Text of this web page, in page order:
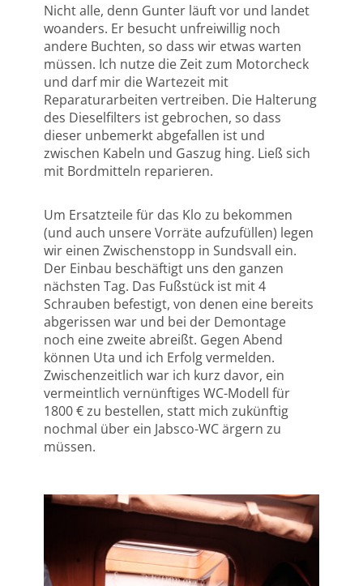
Nicht alle, denn Gunter läuft vor und landet
woanders. Er besucht unfreiwillig noch
andere Buchten, so dass wir etwas warten
müssen. Ich nutze die Zeit zum Motorcheck
und darf mir die Wartezeit mit
Reparaturarbeiten vertreiben. Die Halterung
des Dieselfilters ist gebrochen, so dass
dieser unbemerkt abgefallen ist und
zwischen Kabeln und Gaszug hing. Ließ sich
mit Bordmitteln reparieren.
Um Ersatzteile für das Klo zu bekommen
(und auch unsere Vorräte aufzufüllen) legen
wir einen Zwischenstopp in Sundsvall ein.
Der Einbau beschäftigt uns den ganzen
nächsten Tag. Das Fußstück ist mit 4
Schrauben befestigt, von denen eine bereits
abgerissen war und bei der Demontage
noch eine zweite abreißt. Gegen Abend
können Uta und ich Erfolg vermelden.
Zwischenzeitlich war ich kurz davor, ein
vermeintlich vernünftiges WC-Modell für
1800 € zu bestellen, statt mich zukünftig
nochmal über ein Jabsco-WC ärgern zu
müssen.